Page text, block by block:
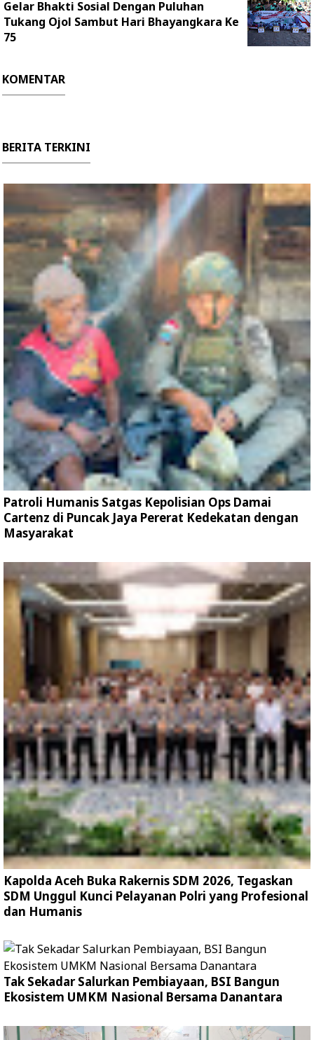
Gelar Bhakti Sosial Dengan Puluhan
Tukang Ojol Sambut Hari Bhayangkara Ke
75
KOMENTAR
BERITA TERKINI
Patroli Humanis Satgas Kepolisian Ops Damai
Cartenz di Puncak Jaya Pererat Kedekatan dengan
Masyarakat
Kapolda Aceh Buka Rakernis SDM 2026, Tegaskan
SDM Unggul Kunci Pelayanan Polri yang Profesional
dan Humanis
Tak Sekadar Salurkan Pembiayaan, BSI Bangun
Ekosistem UMKM Nasional Bersama Danantara